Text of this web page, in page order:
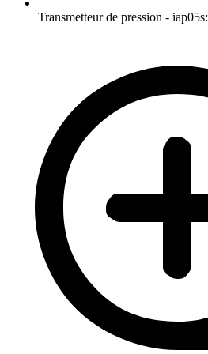
Transmetteur de pression - iap05s: